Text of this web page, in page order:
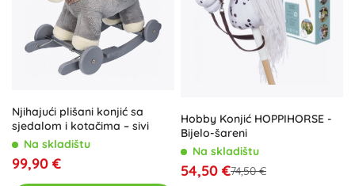
Njihajući plišani konjić sa
sjedalom i kotačima – sivi
Na skladištu
99,90 €
Hobby Konjić HOPPIHORSE -
Bijelo-šareni
Na skladištu
54,50 €74,50 €